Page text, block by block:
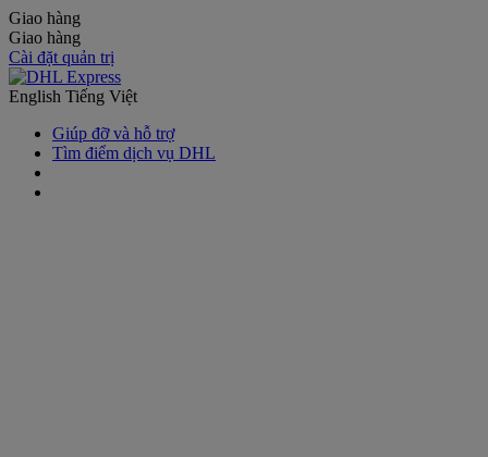
Giao hàng
Giao hàng
Cài đặt quản trị
English Tiếng Việt
Giúp đỡ và hỗ trợ
Tìm điểm dịch vụ DHL